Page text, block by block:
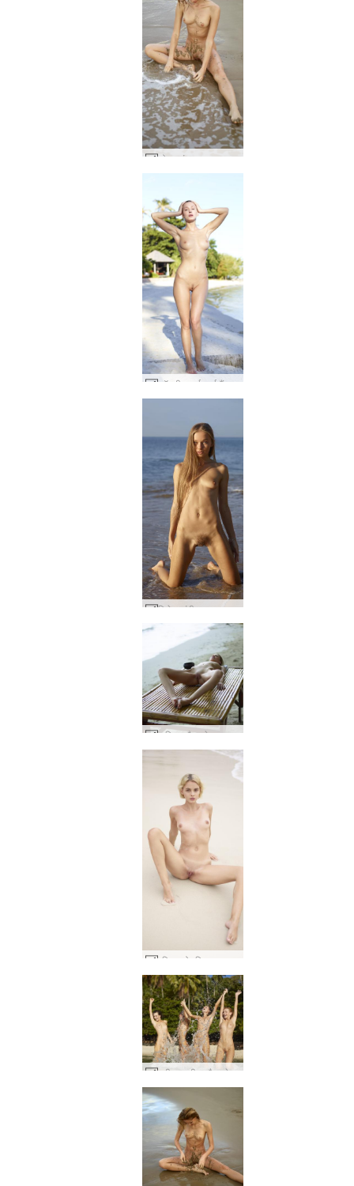
सोन्या गंदा समुद्र तट लड़की #3
कॉक्सी सामुई थाईलैंड #8
मिलेना नंगी समुद्र तट #2
मारिका और एलेक्स कामुक समुद्र तट मालिश #6
एली द्वारा पीटर बैकस्टेज थाईलैंड #31